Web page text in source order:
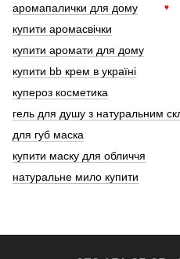
аромапалички для дому
купити аромасвічки
купити аромати для дому
купити bb крем в україні
купероз косметика
гель для душу з натуральним
для губ маска
купити маску для обличчя
натуральне мило купити